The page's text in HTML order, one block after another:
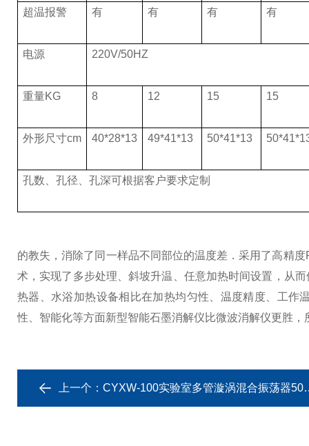
超温报警 有 有 有 有
电源 220V/50HZ
重量KG 8 12 15 15
外形尺寸cm 40*28*13 49*41*13 50*41*13
孔数、孔径、孔深可根据客户要求定制
的教失，消除了同一样品不同部位的温度差．采用了高精
术，实现了多步处理、斜坡升温、任意加热时间设置，从
热器、水浴加热设备相比在加热均匀性、温度精度、工作
性、智能化等方面新型智能石墨消解仪比微波消解仪更胜
上一个： CYXW-100实验室多管漩涡混合振荡器50支样品